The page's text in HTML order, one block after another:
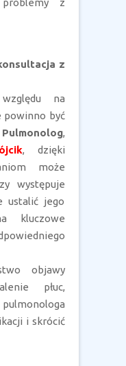
z
z
na
powinno być
Pulmonolog,
, dzięki
może
występuje
ustalić jego
kluczowe
objawy
płuc,
i skrócić